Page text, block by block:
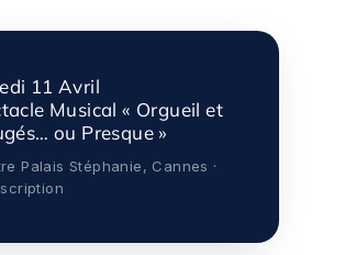
11 Avril
Musical « Orgueil et
ou Presque »
Palais Stéphanie, Cannes ·